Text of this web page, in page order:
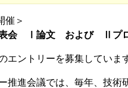
催＞
表会 Ⅰ論文 および Ⅱプロ
エントリーを募集していま
推進会議では、毎年、技術